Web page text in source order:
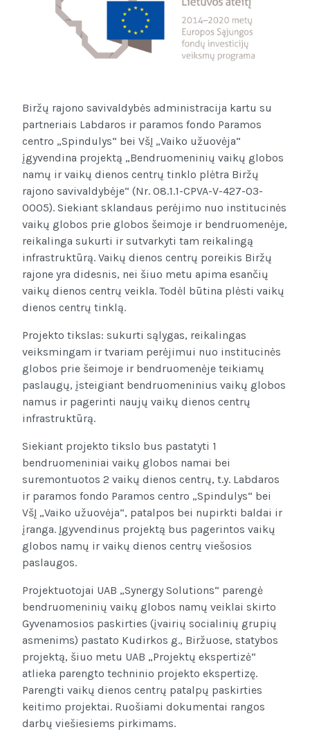
Biržų rajono savivaldybės administracija kartu su
partneriais Labdaros ir paramos fondo Paramos
centro „Spindulys“ bei VšĮ „Vaiko užuovėja“
įgyvendina projektą „Bendruomeninių vaikų globos
namų ir vaikų dienos centrų tinklo plėtra Biržų
rajono savivaldybėje“ (Nr. 08.1.1-CPVA-V-427-03-
0005). Siekiant sklandaus perėjimo nuo institucinės
vaikų globos prie globos šeimoje ir bendruomenėje,
reikalinga sukurti ir sutvarkyti tam reikalingą
infrastruktūrą. Vaikų dienos centrų poreikis Biržų
rajone yra didesnis, nei šiuo metu apima esančių
vaikų dienos centrų veikla. Todėl būtina plėsti vaikų
dienos centrų tinklą.
Projekto tikslas: sukurti sąlygas, reikalingas
veiksmingam ir tvariam perėjimui nuo institucinės
globos prie šeimoje ir bendruomenėje teikiamų
paslaugų, įsteigiant bendruomeninius vaikų globos
namus ir pagerinti naujų vaikų dienos centrų
infrastruktūrą.
Siekiant projekto tikslo bus pastatyti 1
bendruomeniniai vaikų globos namai bei
suremontuotos 2 vaikų dienos centrų, t.y. Labdaros
ir paramos fondo Paramos centro „Spindulys“ bei
VšĮ „Vaiko užuovėja“, patalpos bei nupirkti baldai ir
įranga. Įgyvendinus projektą bus pagerintos vaikų
globos namų ir vaikų dienos centrų viešosios
paslaugos.
Projektuotojai UAB „Synergy Solutions“ parengė
bendruomeninių vaikų globos namų veiklai skirto
Gyvenamosios paskirties (įvairių socialinių grupių
asmenims) pastato Kudirkos g., Biržuose, statybos
projektą, šiuo metu UAB „Projektų ekspertizė“
atlieka parengto techninio projekto ekspertizę.
Parengti vaikų dienos centrų patalpų paskirties
keitimo projektai. Ruošiami dokumentai rangos
darbų viešiesiems pirkimams.